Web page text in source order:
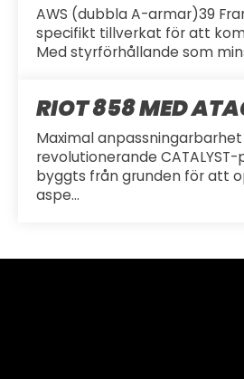
AWS (dubbla A-armar)39
specifikt tillverkat för att
Med styrförhållande som
RIOT 858 MED
Maximal
revolutionerande
byggts från grunden för att
aspe...